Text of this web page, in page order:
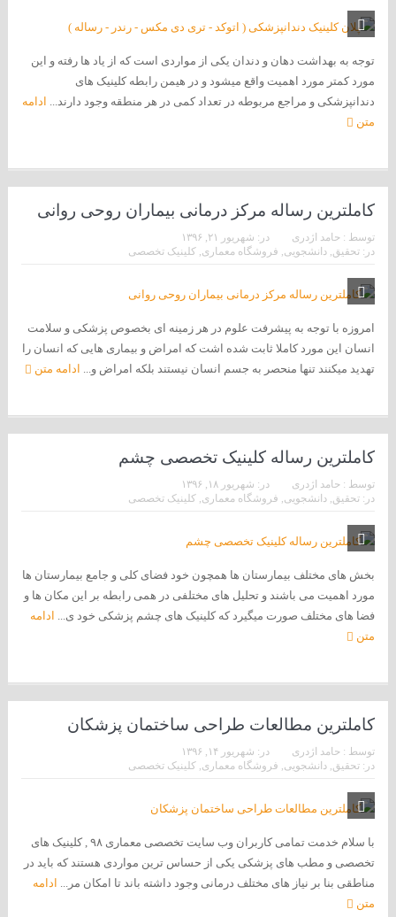
توجه به بهداشت دهان و دندان یکی از مواردی است که از یاد ها رفته و این
مورد کمتر مورد اهمیت واقع میشود و در هیمن رابطه کلینیک های
دندانپزشکی و مراجع مربوطه در تعداد کمی در هر منطقه وجود دارند... ادامه
متن
کاملترین رساله مرکز درمانی بیماران روحی روانی
توسط : حامد اژدری در: شهریور ۲۱, ۱۳۹۶
در: تحقیق, دانشجویی, فروشگاه معماری, کلینیک تخصصی
امروزه با توجه به پیشرفت علوم در هر زمینه ای بخصوص پزشکی و سلامت
انسان این مورد کاملا ثابت شده اشت که امراض و بیماری هایی که انسان را
تهدید میکنند تنها منحصر به جسم انسان نیستند بلکه امراض و... ادامه متن
کاملترین رساله کلینیک تخصصی چشم
توسط : حامد اژدری در: شهریور ۱۸, ۱۳۹۶
در: تحقیق, دانشجویی, فروشگاه معماری, کلینیک تخصصی
بخش های مختلف بیمارستان ها همچون خود فضای کلی و جامع بیمارستان ها
مورد اهمیت می باشند و تحلیل های مختلفی در همی رابطه بر این مکان ها و
فضا های مختلف صورت میگیرد که کلینیک های چشم پزشکی خود ی...
ادامه
متن
کاملترین مطالعات طراحی ساختمان پزشکان
توسط : حامد اژدری در: شهریور ۱۴, ۱۳۹۶
در: تحقیق, دانشجویی, فروشگاه معماری, کلینیک تخصصی
با سلام خدمت تمامی کاربران وب سایت تخصصی معماری ۹۸ , کلینیک های
تخصصی و مطب های پزشکی یکی از حساس ترین مواردی هستند که باید در
مناطقی بنا بر نیاز های مختلف درمانی وجود داشته باند تا امکان مر...
ادامه
متن